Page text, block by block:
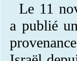
Le 11
a publié